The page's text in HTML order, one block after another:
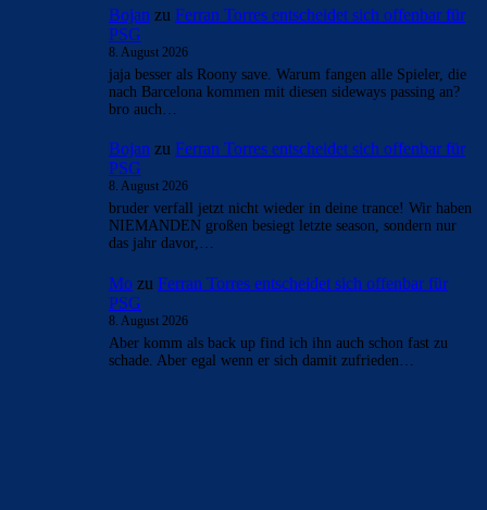
Bojan zu Ferran Torres entscheidet sich offenbar für
PSG
8. August 2026
jaja besser als Roony save. Warum fangen alle Spieler, die
nach Barcelona kommen mit diesen sideways passing an?
bro auch…
Bojan zu Ferran Torres entscheidet sich offenbar für
PSG
8. August 2026
bruder verfall jetzt nicht wieder in deine trance! Wir haben
NIEMANDEN großen besiegt letzte season, sondern nur
das jahr davor,…
Mo zu Ferran Torres entscheidet sich offenbar für
PSG
8. August 2026
Aber komm als back up find ich ihn auch schon fast zu
schade. Aber egal wenn er sich damit zufrieden…